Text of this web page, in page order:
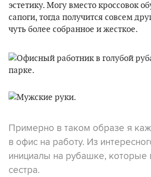
эстетику. Могу вместо кроссовок
сапоги, тогда получится совсем
чуть более собранное и жесткое.
Примерно в таком образе я
в офис на работу. Из
инициалы на рубашке,
сестра.